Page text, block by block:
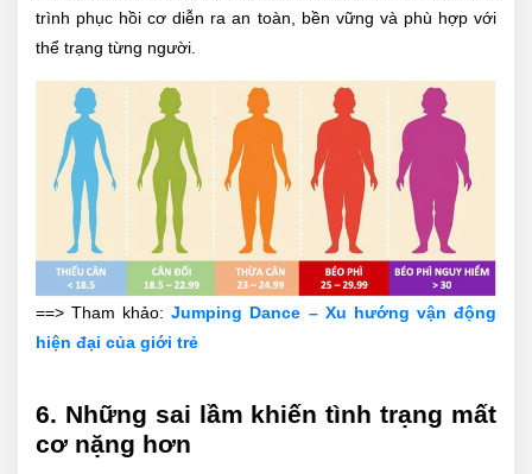
trình phục hồi cơ diễn ra an toàn, bền vững và phù hợp với
thể trạng từng người.
==> Tham khảo:Jumping Dance – Xu hướng vận động
hiện đại của giới trẻ
6. Những sai lầm khiến tình trạng mất
cơ nặng hơn